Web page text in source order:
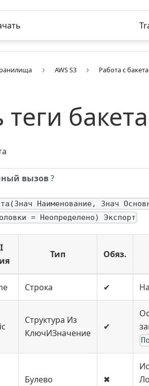
AWS S3
Работа с
бакета
вызов?
Наименование, Знач
= Неопределено) Экспорт
Тип Обяз.
Строка ✔
Структура Из
КлючИЗначение
✔
Булево ✖